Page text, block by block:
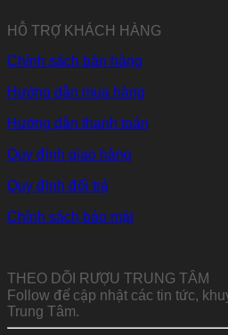
HỖ TRỢ KHÁCH HÀNG
Chính sách bán hàng
Hướng dẫn mua hàng
Hướng dẫn thanh toán
Quy định giao hàng
Quy định đổi trả
Chính sách bảo mật
THEO DÕI RƯỢU TRUNG TÂM
Follow để cập nhật các tin tức,
Trung Tâm.